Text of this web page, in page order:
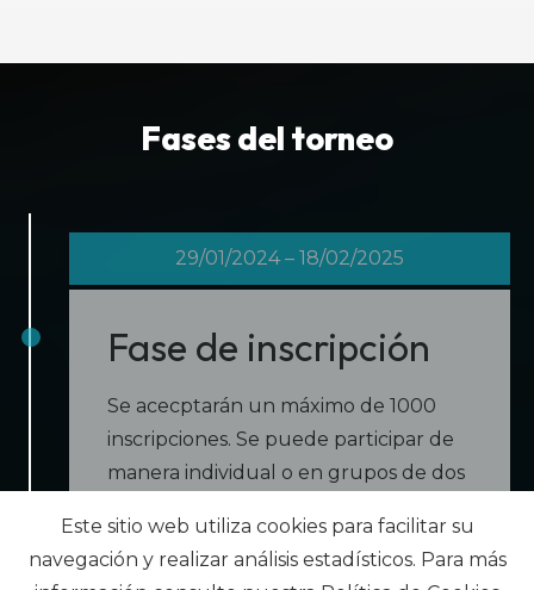
Fases del torneo
29/01/2024 – 18/02/2025
Fase de inscripción
Se acecptarán un máximo de 1000
inscripciones. Se puede participar de
manera individual o en grupos de dos
Inscríbete aquí para participar
Este sitio web utiliza cookies para facilitar su
navegación y realizar análisis estadísticos. Para más